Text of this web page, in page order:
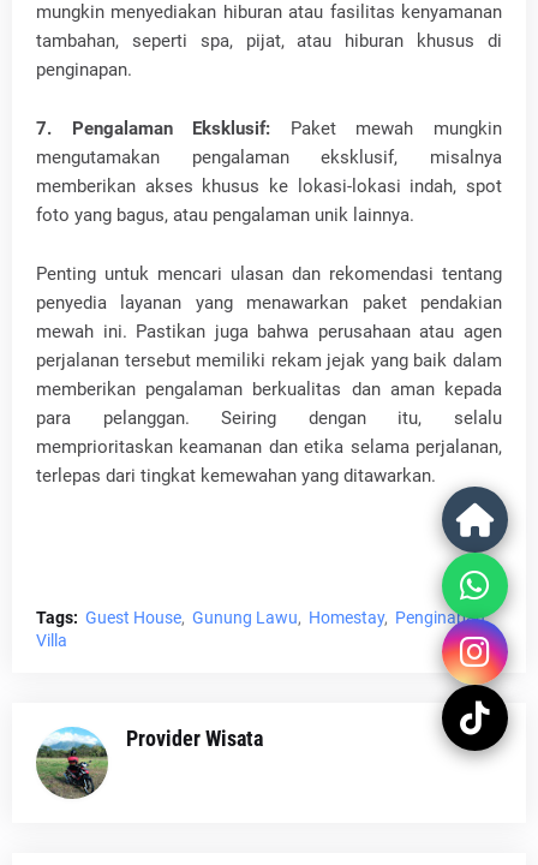
mungkin menyediakan hiburan atau fasilitas kenyamanan
tambahan, seperti spa, pijat, atau hiburan khusus di
penginapan.
7. Pengalaman Eksklusif: Paket mewah mungkin
mengutamakan pengalaman eksklusif, misalnya
memberikan akses khusus ke lokasi-lokasi indah, spot
foto yang bagus, atau pengalaman unik lainnya.
Penting untuk mencari ulasan dan rekomendasi tentang
penyedia layanan yang menawarkan paket pendakian
mewah ini. Pastikan juga bahwa perusahaan atau agen
perjalanan tersebut memiliki rekam jejak yang baik dalam
memberikan pengalaman berkualitas dan aman kepada
para pelanggan. Seiring dengan itu, selalu
memprioritaskan keamanan dan etika selama perjalanan,
terlepas dari tingkat kemewahan yang ditawarkan.
Tags: Guest House Gunung Lawu Homestay
Penginapan
Villa
Provider Wisata